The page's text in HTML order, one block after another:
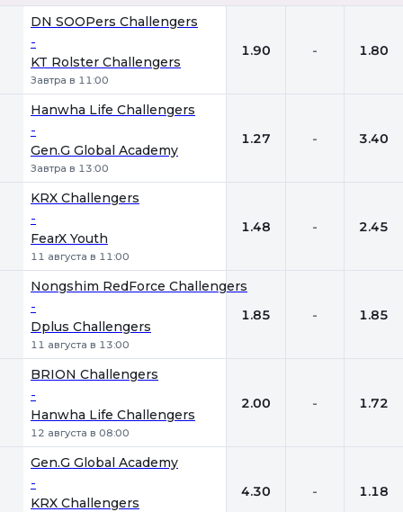
DN SOOPers Challengers
-
KT Rolster Challengers
Завтра в 11:00
1.90 - 1.80
Hanwha Life Challengers
-
Gen.G Global Academy
Завтра в 13:00
1.27 - 3.40
KRX Challengers
-
FearX Youth
11 августа в 11:00
1.48 - 2.45
Nongshim RedForce Challengers
-
Dplus Challengers
11 августа в 13:00
1.85 - 1.85
BRION Challengers
-
Hanwha Life Challengers
12 августа в 08:00
2.00 - 1.72
Gen.G Global Academy
-
KRX Challengers
4.30 - 1.18